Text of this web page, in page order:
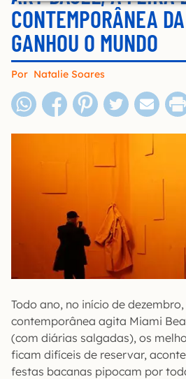
CONTEMPORÂNEA
GANHOU O MUNDO
Por Natalie Soares
Todo ano, no início de
contemporânea agita Miami
(com diárias salgadas), os
ficam difíceis de reservar,
festas bacanas pipocam por